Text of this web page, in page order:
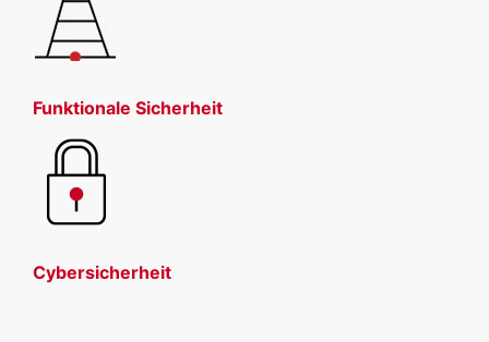
Funktionale Sicherheit
Cybersicherheit